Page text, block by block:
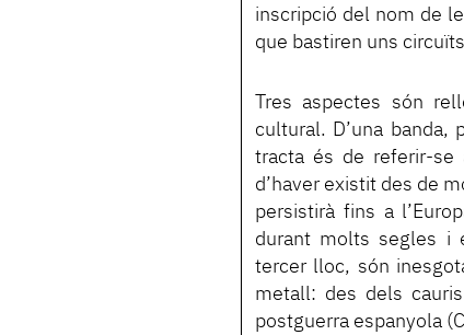
inscripció del nom de
que bastiren uns
Tres aspectes són
cultural. D’una banda,
tracta és de referir-se
d’haver existit des de
persistirà fins a
durant molts segles i
tercer lloc, són
metall: des dels
postguerra espanyola